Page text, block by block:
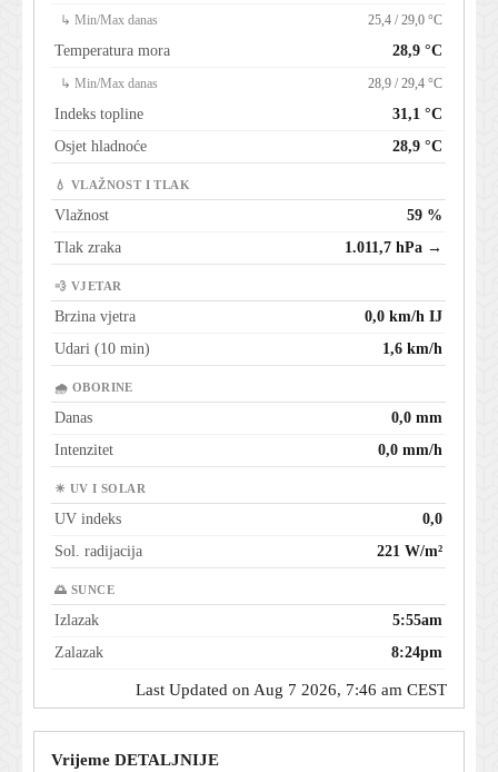
↳ Min/Max danas 25,4 / 29,0 °C
Temperatura mora 28,9 °C
↳ Min/Max danas 28,9 / 29,4 °C
Indeks topline
31,1 °C
Osjet hladnoće
28,9 °C
💧 VLAŽNOST I TLAK
Vlažnost
59 %
Tlak zraka
1.011,7 hPa →
💨 VJETAR
Brzina vjetra
0,0 km/h IJ
Udari (10 min)
1,6 km/h
🌧 OBORINE
Danas
0,0 mm
Intenzitet
0,0 mm/h
☀ UV I SOLAR
UV indeks
0,0
Sol. radijacija
221 W/m²
🌅 SUNCE
Izlazak
5:55am
Zalazak
8:24pm
Last Updated on Aug 7 2026, 7:46 am CEST
Vrijeme DETALJNIJE